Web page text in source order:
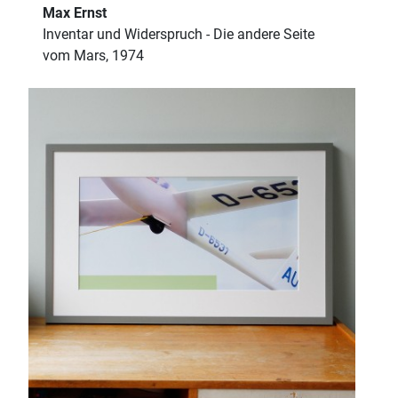
Max Ernst
Inventar und Widerspruch - Die andere Seite
vom Mars, 1974